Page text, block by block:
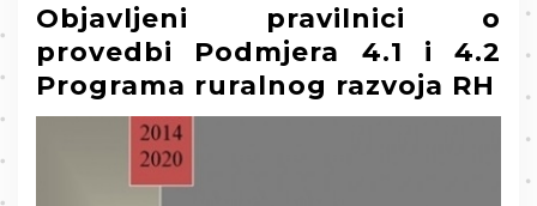
Objavljeni pravilnici o
provedbi Podmjera 4.1 i 4.2
Programa ruralnog razvoja RH